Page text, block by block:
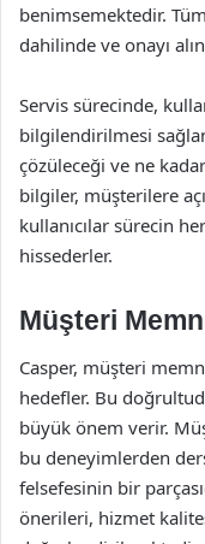
benimsemektedir.
dahilinde ve onayı
Servis sürecinde,
bilgilendirilmesi
çözüleceği ve ne
bilgiler, müşterilere
kullanıcılar sürecin
hissederler.
Müşteri
Casper, müşteri
hedefler. Bu
büyük önem verir.
bu deneyimlerden
felsefesinin bir
önerileri, hizmet